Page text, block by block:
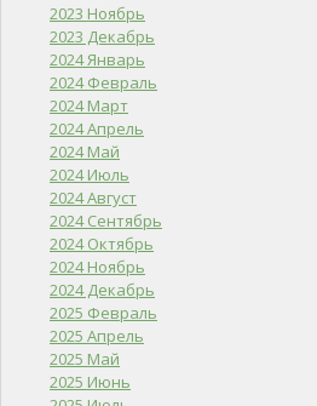
2023 Ноябрь
2023 Декабрь
2024 Январь
2024 Февраль
2024 Март
2024 Апрель
2024 Май
2024 Июль
2024 Август
2024 Сентябрь
2024 Октябрь
2024 Ноябрь
2024 Декабрь
2025 Февраль
2025 Апрель
2025 Май
2025 Июнь